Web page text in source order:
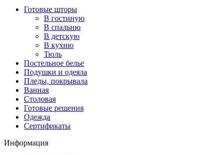
Готовые шторы
В гостиную
В спальню
В детскую
В кухню
Тюль
Постельное белье
Подушки и одеяла
Пледы, покрывала
Ванная
Столовая
Готовые решения
Одежда
Сертификаты
Информация